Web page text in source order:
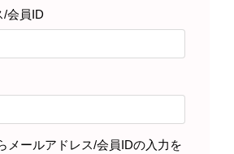
/会員ID
メールアドレス/会員IDの入力を